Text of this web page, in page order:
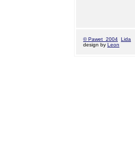
© Pawet 2004 Lida
design by Leon